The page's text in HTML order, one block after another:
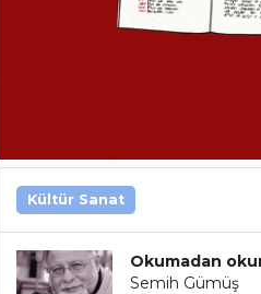
Kültür Sanat
Okumadan
Semih Gümüş